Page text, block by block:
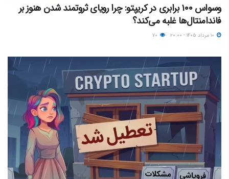
وسواس ۱۰۰ برابری در کریپتو: چرا رویای ثروتمند شدن هنوز بر
فاندامنتال‌ها غلبه می‌کند؟